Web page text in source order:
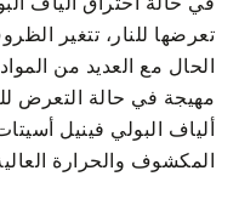
تعرضها للنار، تتغير
الحال مع العديد من
مهيجة في حالة التعرض
المكشوف والحرارة